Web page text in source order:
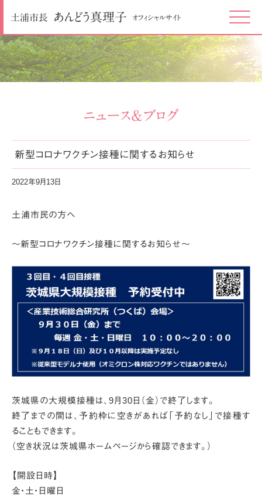
土浦市長 あんどう真理子 オフィシャルサイト Click
ニュース＆ブログ
新型コロナワクチン接種に関するお知らせ
2022年9月13日
土浦市民の方へ
～新型コロナワクチン接種に関するお知らせ～
茨城県の大規模接種は、9月30日（金）で終了します。
終了までの間は、予約枠に空きがあれば「予約なし」で接種す
ることもできます。
（空き状況は茨城県ホームページから確認できます。）
【開設日時】
金・土・日曜日